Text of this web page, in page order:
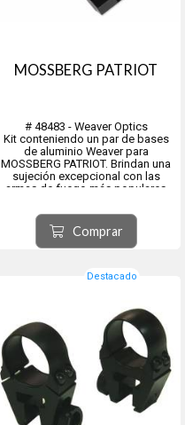
MOSSBERG PATRIOT
# 48483 - Weaver Optics
Kit conteniendo un par de bases
de aluminio Weaver para
MOSSBERG PATRIOT. Brindan una
sujeción excepcional con las
armas de fuego más populares
Están fabricados con aluminio de
calidad aeronáutica según
estándares precisos para resistir
un retroceso abusivo si...
Comprar
Destacado